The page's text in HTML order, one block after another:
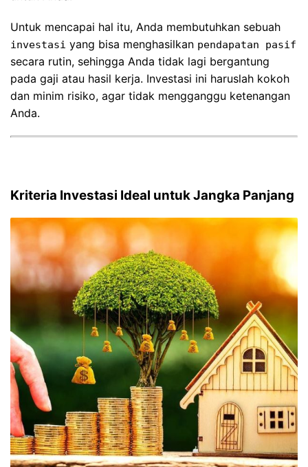
Untuk mencapai hal itu, Anda membutuhkan sebuah
investasi yang bisa menghasilkan pendapatan pasif
secara rutin, sehingga Anda tidak lagi bergantung
pada gaji atau hasil kerja. Investasi ini haruslah kokoh
dan minim risiko, agar tidak mengganggu ketenangan
Anda.
Kriteria Investasi Ideal untuk Jangka Panjang